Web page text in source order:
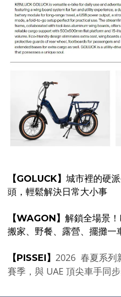
【GOLUCK】 城市裡的硬
頭，輕鬆解決日常大小事
【WAGON】 解鎖全場景
搬家、野餐、露營、 擺攤一
【PISSEI】 2026 春夏系列
賽季，與 UAE 頂尖車手同